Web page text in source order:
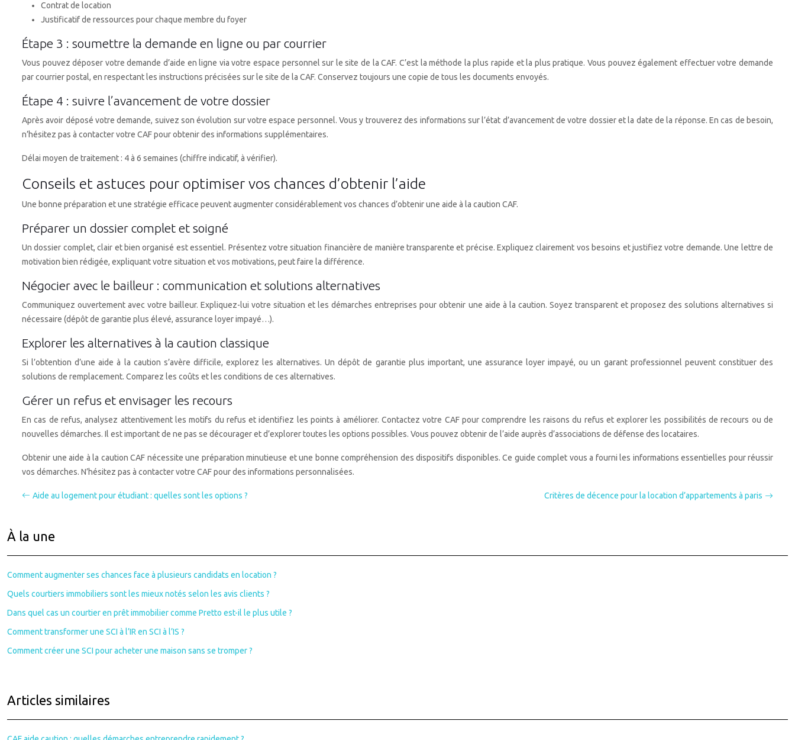
Contrat de location
Justificatif de ressources pour chaque membre du foyer
Étape 3 : soumettre la demande en ligne ou par courrier
Vous pouvez déposer votre demande d’aide en ligne via votre espace personnel sur le site de la CAF. C’est la méthode la plus rapide et la plus pratique. Vous pouvez également effectuer votre demande
par courrier postal, en respectant les instructions précisées sur le site de la CAF. Conservez toujours une copie de tous les documents envoyés.
Étape 4 : suivre l’avancement de votre dossier
Après avoir déposé votre demande, suivez son évolution sur votre espace personnel. Vous y trouverez des informations sur l’état d’avancement de votre dossier et la date de la réponse. En cas de besoin,
n’hésitez pas à contacter votre CAF pour obtenir des informations supplémentaires.
Délai moyen de traitement : 4 à 6 semaines (chiffre indicatif, à vérifier).
Conseils et astuces pour optimiser vos chances d’obtenir l’aide
Une bonne préparation et une stratégie efficace peuvent augmenter considérablement vos chances d’obtenir une aide à la caution CAF.
Préparer un dossier complet et soigné
Un dossier complet, clair et bien organisé est essentiel. Présentez votre situation financière de manière transparente et précise. Expliquez clairement vos besoins et justifiez votre demande. Une lettre de
motivation bien rédigée, expliquant votre situation et vos motivations, peut faire la différence.
Négocier avec le bailleur : communication et solutions alternatives
Communiquez ouvertement avec votre bailleur. Expliquez-lui votre situation et les démarches entreprises pour obtenir une aide à la caution. Soyez transparent et proposez des solutions alternatives si
nécessaire (dépôt de garantie plus élevé, assurance loyer impayé…).
Explorer les alternatives à la caution classique
Si l’obtention d’une aide à la caution s’avère difficile, explorez les alternatives. Un dépôt de garantie plus important, une assurance loyer impayé, ou un garant professionnel peuvent constituer des
solutions de remplacement. Comparez les coûts et les conditions de ces alternatives.
Gérer un refus et envisager les recours
En cas de refus, analysez attentivement les motifs du refus et identifiez les points à améliorer. Contactez votre CAF pour comprendre les raisons du refus et explorer les possibilités de recours ou de
nouvelles démarches. Il est important de ne pas se décourager et d’explorer toutes les options possibles. Vous pouvez obtenir de l’aide auprès d’associations de défense des locataires.
Obtenir une aide à la caution CAF nécessite une préparation minutieuse et une bonne compréhension des dispositifs disponibles. Ce guide complet vous a fourni les informations essentielles pour réussir
vos démarches. N’hésitez pas à contacter votre CAF pour des informations personnalisées.
Aide au logement pour étudiant : quelles sont les options ? Critères de décence pour la location d’appartements à paris
À la une
Comment augmenter ses chances face à plusieurs candidats en location ?
Quels courtiers immobiliers sont les mieux notés selon les avis clients ?
Dans quel cas un courtier en prêt immobilier comme Pretto est-il le plus utile ?
Comment transformer une SCI à l’IR en SCI à l’IS ?
Comment créer une SCI pour acheter une maison sans se tromper ?
Articles similaires